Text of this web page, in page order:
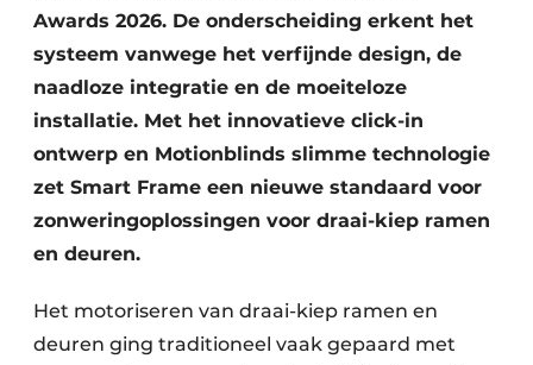
Awards 2026. De onderscheiding erkent het
systeem vanwege het verfijnde design, de
naadloze integratie en de moeiteloze
installatie. Met het innovatieve click-in
ontwerp en Motionblinds slimme technologie
zet Smart Frame een nieuwe standaard voor
zonweringoplossingen voor draai-kiep ramen
en deuren.
Het motoriseren van draai-kiep ramen en
deuren ging traditioneel vaak gepaard met